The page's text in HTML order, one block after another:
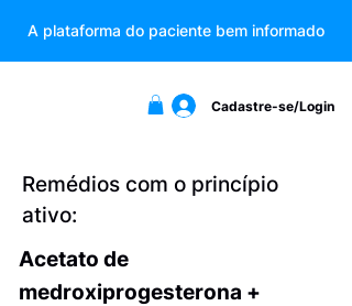
A plataforma do paciente bem informado
Cadastre-se/Login
Remédios com o princípio
ativo:
Acetato de
medroxiprogesterona +